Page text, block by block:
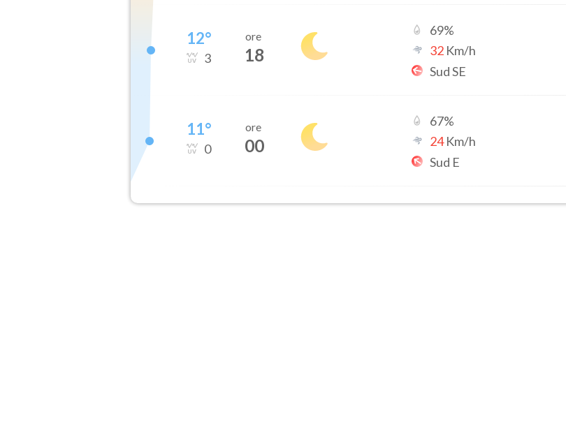
12°
3
ore
18
69%
32 Km/h
Sud SE
11°
0
ore
00
67%
24Km/h
Sud E